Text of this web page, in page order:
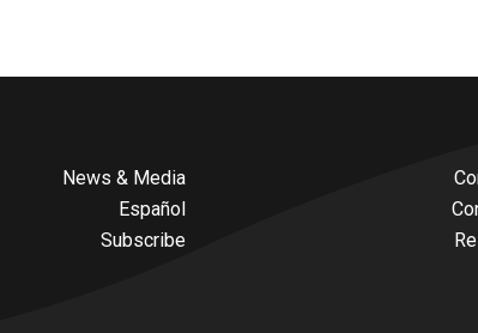
News & Media
Español
Subscribe